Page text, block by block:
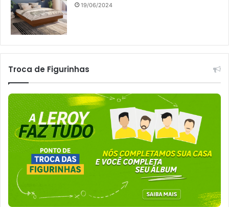
19/06/2024
Troca de Figurinhas